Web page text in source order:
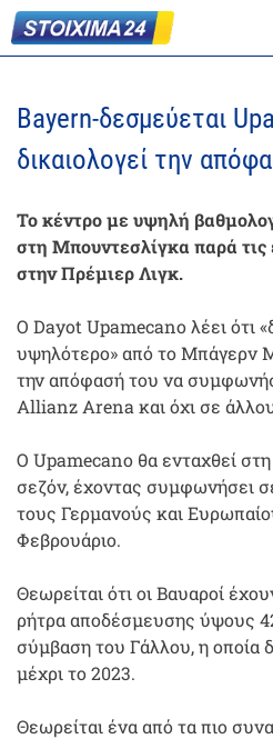
Bayern-δεσμεύεται
δικαιολογεί την
Το κέντρο με υψηλή
στη Μπουντεσλίγκα παρά τις
στην Πρέμιερ Λιγκ.
Ο Dayot Upamecano λέει ότι
υψηλότερο» από το Μπάγερν
την απόφασή του να
Allianz Arena και όχι σε
Ο Upamecano θα ενταχθεί
σεζόν, έχοντας συμφωνήσει
τους Γερμανούς και
Φεβρουάριο.
Θεωρείται ότι οι Βαυαροί
ρήτρα αποδέσμευσης ύψους
σύμβαση του Γάλλου, η οποία
μέχρι το 2023.
Θεωρείται ένα από τα πιο